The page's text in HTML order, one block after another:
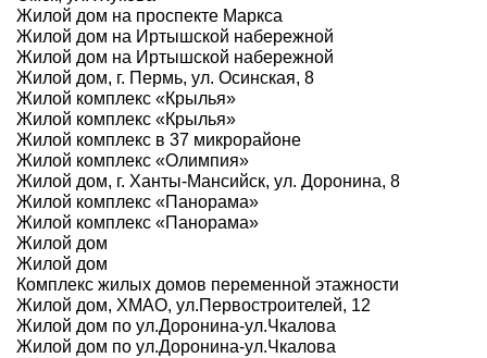
Жилой дом на проспекте Маркса
Жилой дом на Иртышской набережной
Жилой дом на Иртышской набережной
Жилой дом, г. Пермь, ул. Осинская, 8
Жилой комплекс «Крылья»
Жилой комплекс «Крылья»
Жилой комплекс в 37 микрорайоне
Жилой комплекс «Олимпия»
Жилой дом, г. Ханты-Мансийск, ул. Доронина, 8
Жилой комплекс «Панорама»
Жилой комплекс «Панорама»
Жилой дом
Жилой дом
Комплекс жилых домов переменной этажности
Жилой дом, ХМАО, ул.Первостроителей, 12
Жилой дом по ул.Доронина-ул.Чкалова
Жилой дом по ул.Доронина-ул.Чкалова